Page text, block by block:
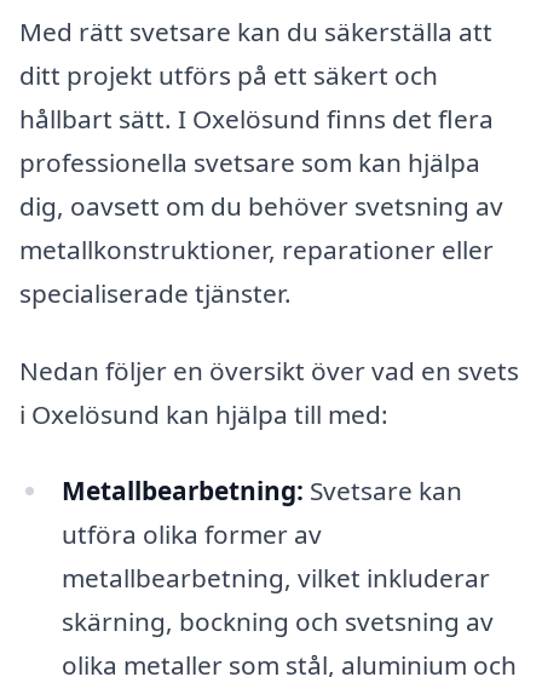
Med rätt svetsare kan du säkerställa att
ditt projekt utförs på ett säkert och
hållbart sätt. I Oxelösund finns det flera
professionella svetsare som kan hjälpa
dig, oavsett om du behöver svetsning av
metallkonstruktioner, reparationer eller
specialiserade tjänster.
Nedan följer en översikt över vad en svets
i Oxelösund kan hjälpa till med:
Metallbearbetning: Svetsare kan
utföra olika former av
metallbearbetning, vilket inkluderar
skärning, bockning och svetsning av
olika metaller som stål, aluminium och